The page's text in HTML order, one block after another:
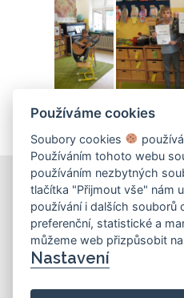
Používáme cookies
Soubory cookies
Používáním tohoto webu
používáním nezbytných
tlačítka "Přijmout vše" nám
používání i dalších souborů
preferenční, statistické a
můžeme web přizpůsobit
Nastavení